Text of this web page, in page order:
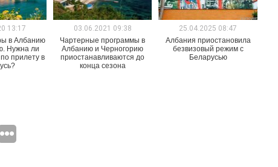
13:17
в Албанию
Нужна ли
прилету в
03.06.2021 09:38
Чартерные программы в
Албанию и Черногорию
приостанавливаются до
конца сезона
25.04.2025 08:47
Албания приостановила
безвизовый режим с
Беларусью